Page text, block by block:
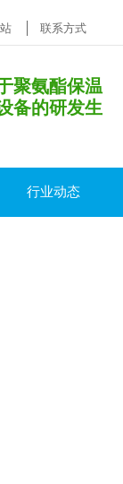
联系方式
聚氨酯保温
备的研发生
行业动态